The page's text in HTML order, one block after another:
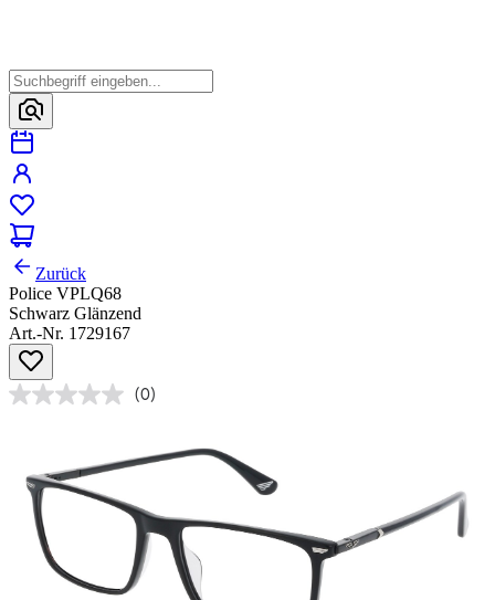
Zurück
Police VPLQ68
Schwarz Glänzend
Art.-Nr. 1729167
(0)